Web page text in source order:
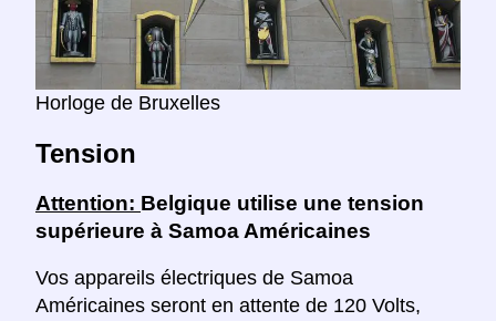
Horloge de Bruxelles
Tension
Attention: Belgique utilise une tension
supérieure à Samoa Américaines
Vos appareils électriques de Samoa
Américaines seront en attente de 120 Volts,